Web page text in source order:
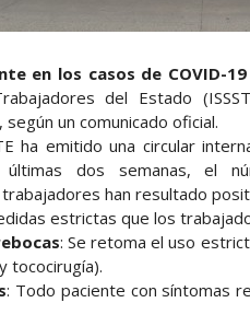
en los casos de COVID-19
del Estado
, según un comunicado oficial.
ha emitido una circular
dos semanas, el
han resultado
estrictas que los
: Se retoma el uso
tococirugía).
: Todo paciente con síntomas